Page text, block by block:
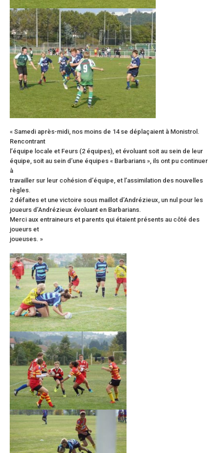
« Samedi après-midi, nos moins de 14 se déplaçaient à Monistrol.
Rencontrant
l’équipe locale et Feurs (2 équipes), et évoluant soit au sein de leur
équipe, soit au sein d’une équipes « Barbarians », ils ont pu continuer
à
travailler sur leur cohésion d’équipe, et l’assimilation des nouvelles
règles.
2 défaites et une victoire sous maillot d’Andrézieux, un nul pour les
joueurs d’Andrézieux évoluant en Barbarians.
Merci aux entraineurs et parents qui étaient présents au côté des
joueurs et
joueuses. »